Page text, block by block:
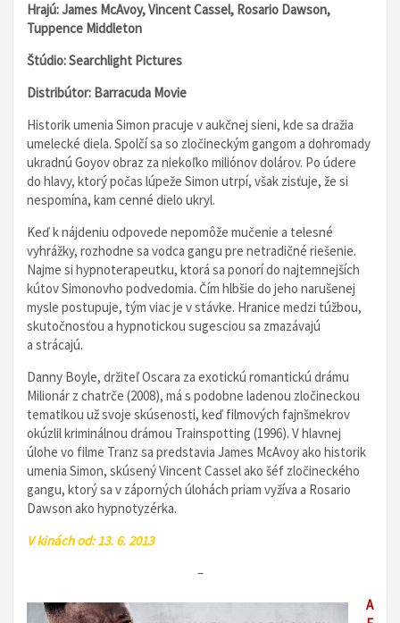
Hrajú: James McAvoy, Vincent Cassel, Rosario Dawson,
Tuppence Middleton
Štúdio: Searchlight Pictures
Distribútor: Barracuda Movie
Historik umenia Simon pracuje v aukčnej sieni, kde sa dražia
umelecké diela. Spolčí sa so zločineckým gangom a dohromady
ukradnú Goyov obraz za niekoľko miliónov dolárov. Po údere
do hlavy, ktorý počas lúpeže Simon utrpí, však zisťuje, že si
nespomína, kam cenné dielo ukryl.
Keď k nájdeniu odpovede nepomôže mučenie a telesné
vyhrážky, rozhodne sa vodca gangu pre netradičné riešenie.
Najme si hypnoterapeutku, ktorá sa ponorí do najtemnejších
kútov Simonovho podvedomia. Čím hlbšie do jeho narušenej
mysle postupuje, tým viac je v stávke. Hranice medzi túžbou,
skutočnosťou a hypnotickou sugesciou sa zmazávajú
a strácajú.
Danny Boyle, držiteľ Oscara za exotickú romantickú drámu
Milionár z chatrče (2008), má s podobne ladenou zločineckou
tematikou už svoje skúsenosti, keď filmových fajnšmekrov
okúzlil kriminálnou drámou Trainspotting (1996). V hlavnej
úlohe vo filme Tranz sa predstavia James McAvoy ako historik
umenia Simon, skúsený Vincent Cassel ako šéf zločineckého
gangu, ktorý sa v záporných úlohách priam vyžíva a Rosario
Dawson ako hypnotyzérka.
V kinách od: 13. 6. 2013
–
A